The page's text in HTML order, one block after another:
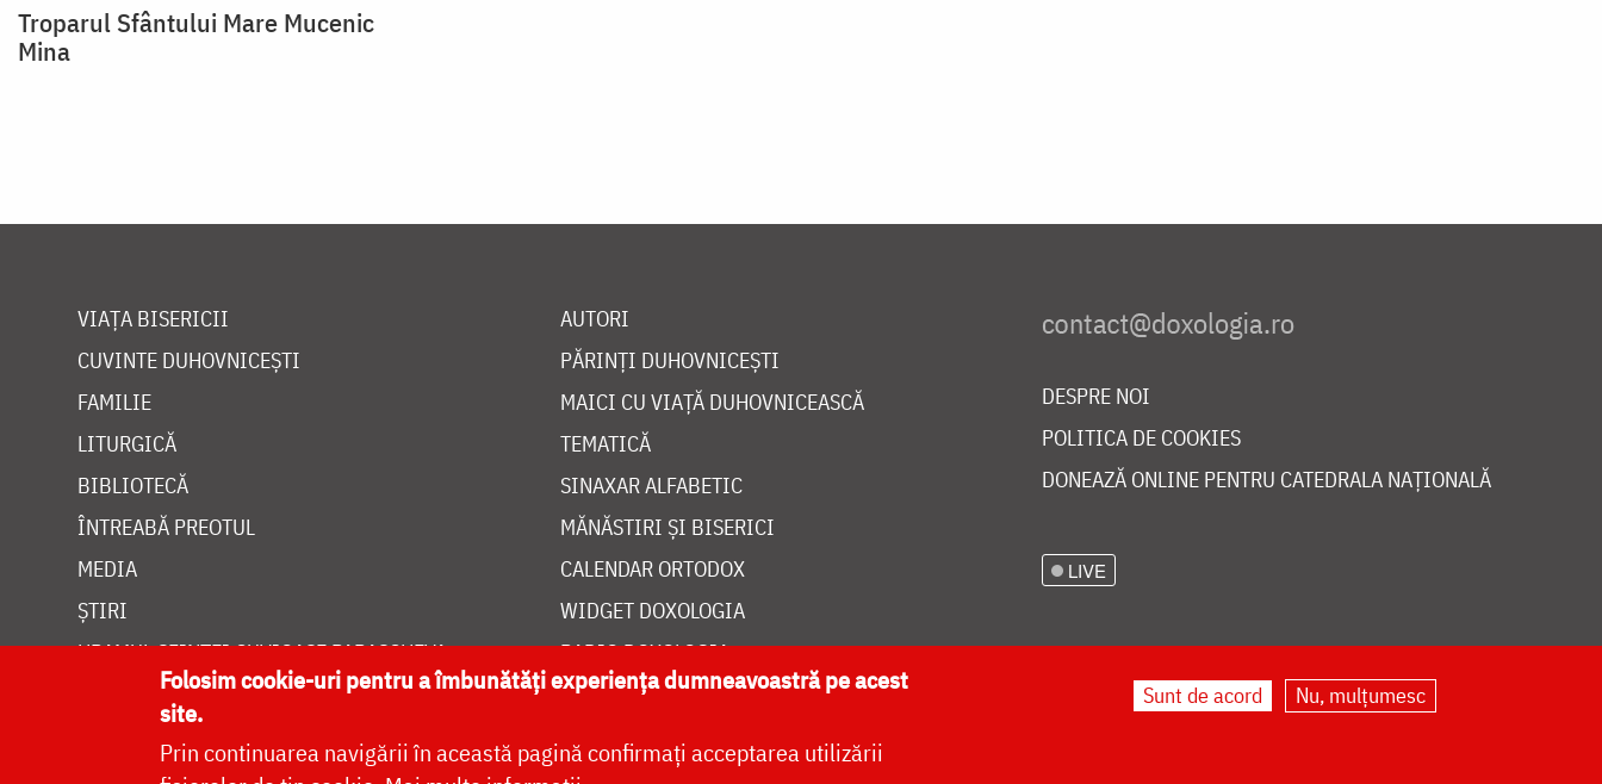
Troparul Sfântului Mare Mucenic
Mina
VIAȚA BISERICII
CUVINTE DUHOVNICEȘTI
FAMILIE
LITURGICĂ
BIBLIOTECĂ
ÎNTREABĂ PREOTUL
MEDIA
ȘTIRI
HRAMUL SFINTEI CUVIOASE PARASCHEVA
AUTORI
PĂRINȚI DUHOVNICEȘTI
MAICI CU VIAȚĂ DUHOVNICEASCĂ
TEMATICĂ
SINAXAR ALFABETIC
MĂNĂSTIRI ȘI BISERICI
CALENDAR ORTODOX
WIDGET DOXOLOGIA
RADIO DOXOLOGIA
DESPRE NOI
POLITICA DE COOKIES
DONEAZĂ ONLINE PENTRU CATEDRALA NAȚIONALĂ
LIVE
Folosim cookie-uri pentru a îmbunătăți experiența dumneavoastră pe acest
site.
Prin continuarea navigării în această pagină confirmați acceptarea utilizării
Sunt de acord Nu, mulțumesc